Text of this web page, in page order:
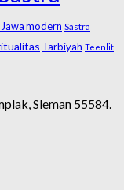
modern Sastra
Tarbiyah Teenlit
Sleman 55584.